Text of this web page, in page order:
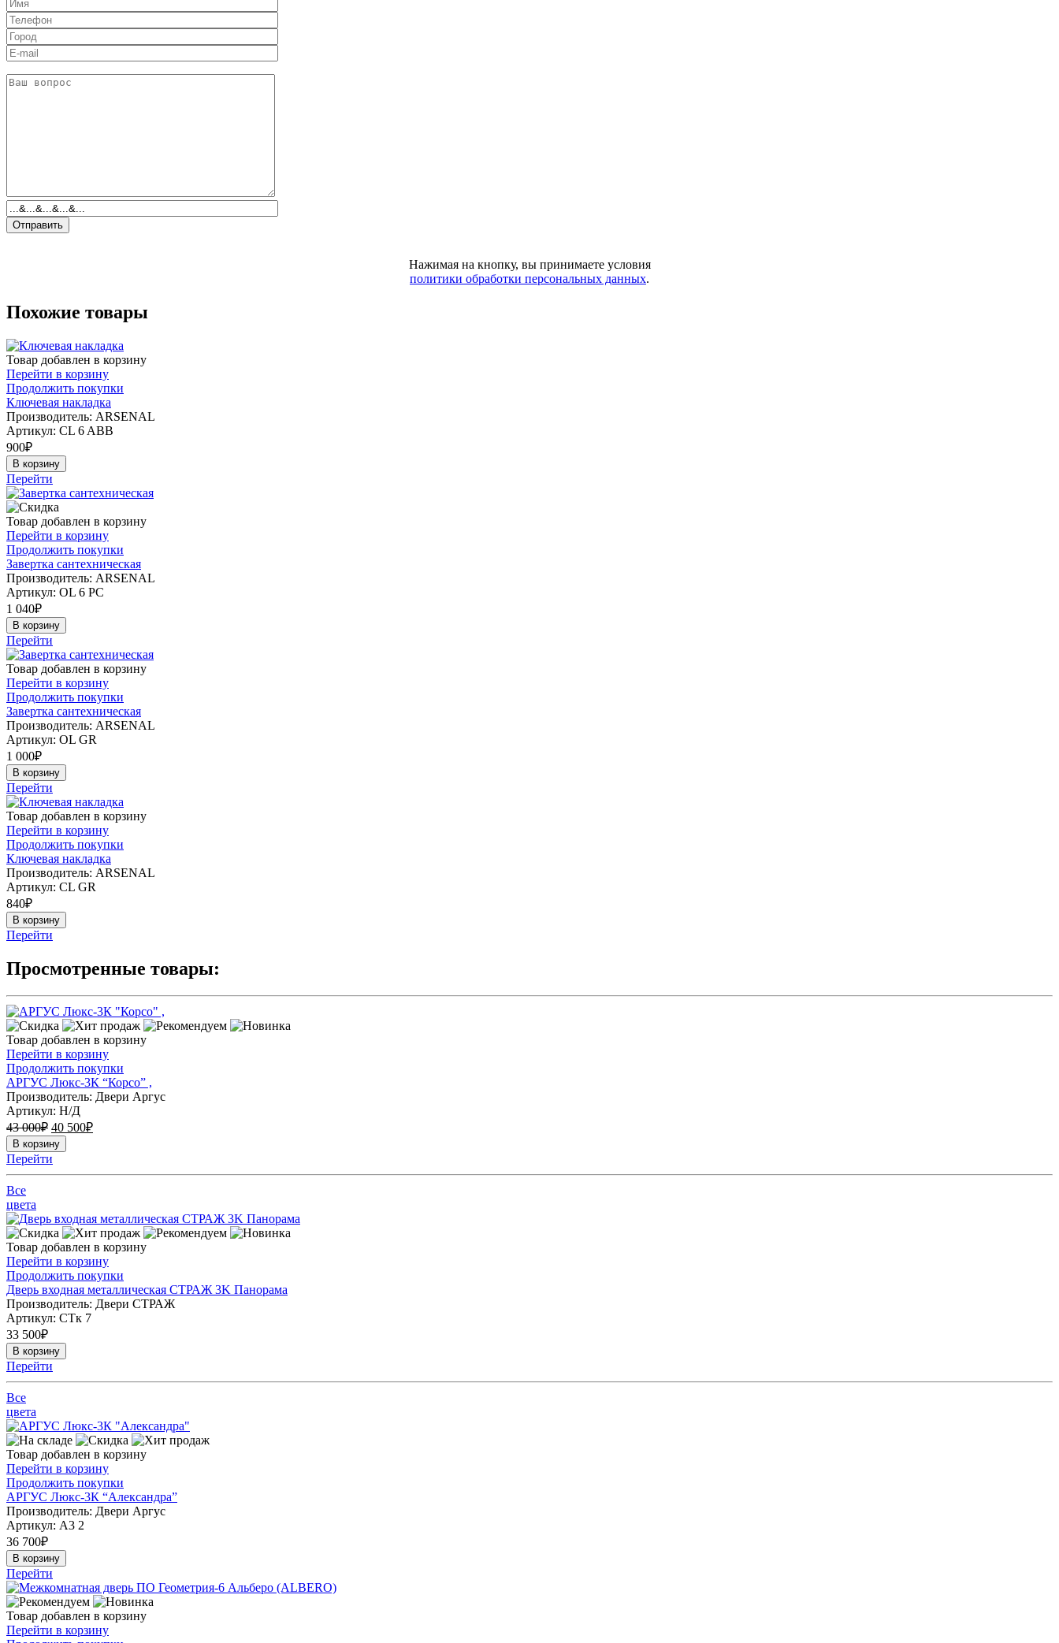
Нажимая на кнопку, вы принимаете условия
политики обработки персональных данных.
Похожие товары
Товар добавлен в корзину
Перейти в корзину
Продолжить покупки
Ключевая накладка
Производитель: ARSENAL
Артикул: CL 6 ABB
900₽
В корзину
Перейти
Товар добавлен в корзину
Перейти в корзину
Продолжить покупки
Завертка сантехническая
Производитель: ARSENAL
Артикул: OL 6 PC
1 040₽
В корзину
Перейти
Товар добавлен в корзину
Перейти в корзину
Продолжить покупки
Завертка сантехническая
Производитель: ARSENAL
Артикул: OL GR
1 000₽
В корзину
Перейти
Товар добавлен в корзину
Перейти в корзину
Продолжить покупки
Ключевая накладка
Производитель: ARSENAL
Артикул: CL GR
840₽
В корзину
Перейти
Просмотренные товары:
Товар добавлен в корзину
Перейти в корзину
Продолжить покупки
АРГУС Люкс-3К “Корсо” ,
Производитель: Двери Аргус
Артикул: Н/Д
43 000₽ 40 500₽
В корзину
Перейти
Все
цвета
Товар добавлен в корзину
Перейти в корзину
Продолжить покупки
Дверь входная металлическая СТРАЖ 3K Панорама
Производитель: Двери СТРАЖ
Артикул: СТк 7
33 500₽
В корзину
Перейти
Все
цвета
Товар добавлен в корзину
Перейти в корзину
Продолжить покупки
АРГУС Люкс-3К “Александра”
Производитель: Двери Аргус
Артикул: А3 2
36 700₽
В корзину
Перейти
Товар добавлен в корзину
Перейти в корзину